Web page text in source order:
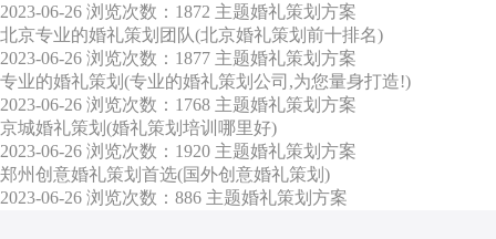
2023-06-26 浏览次数：1872 主题婚礼策划方案
北京专业的婚礼策划团队(北京婚礼策划前十排名)
2023-06-26 浏览次数：1877 主题婚礼策划方案
专业的婚礼策划(专业的婚礼策划公司,为您量身打造!)
2023-06-26 浏览次数：1768 主题婚礼策划方案
京城婚礼策划(婚礼策划培训哪里好)
2023-06-26 浏览次数：1920 主题婚礼策划方案
郑州创意婚礼策划首选(国外创意婚礼策划)
2023-06-26 浏览次数：886 主题婚礼策划方案